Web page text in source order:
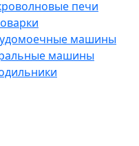
печи
машины
машины